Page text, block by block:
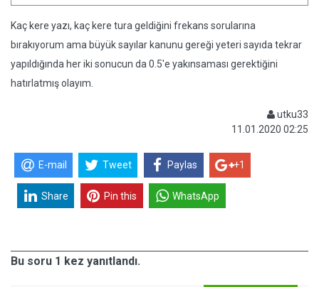
Kaç kere yazı, kaç kere tura geldiğini frekans sorularına
bırakıyorum ama büyük sayılar kanunu gereği yeteri sayıda tekrar
yapıldığında her iki sonucun da 0.5'e yakınsaması gerektiğini
hatırlatmış olayım.
utku33
11.01.2020 02:25
E-mail Tweet Paylas +1
Share Pin this WhatsApp
Bu soru 1 kez yanıtlandı.